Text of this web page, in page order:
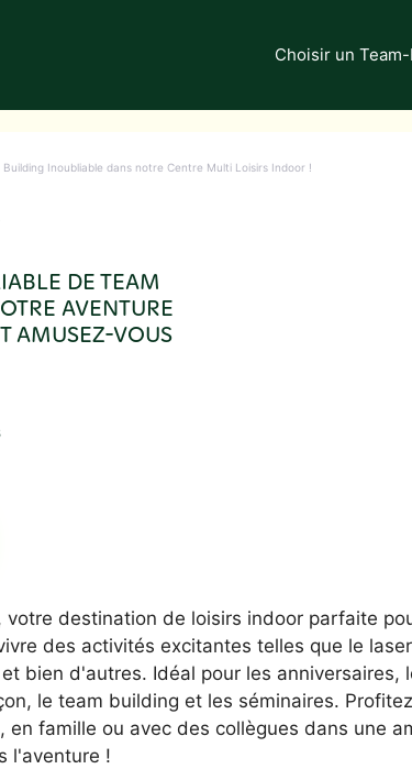
Choisir un
Inoubliable dans notre Centre Multi Loisirs Indoor !
DE TEAM
AVENTURE
AMUSEZ-VOUS
destination de loisirs indoor parfaite
des activités excitantes telles que le
bien d'autres. Idéal pour les anniversaires,
le team building et les séminaires.
famille ou avec des collègues dans une
l'aventure !